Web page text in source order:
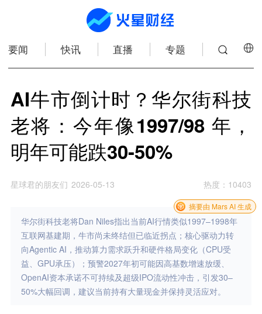
要闻 快讯 直播 专题
AI牛市倒计时？华尔街科技
老将：今年像1997/98 年，
明年可能跌30-50%
星球君的朋友们 2026-05-13 热度 ： 10403
华尔街科技老将Dan Niles指出当前AI行情类似1997–1998年
互联网基建期，牛市尚未终结但已临近拐点；核心驱动力转
向Agentic AI，推动算力需求跃升和硬件格局变化（CPU受
益、GPU承压）；预警2027年初可能因高基数增速放缓、
OpenAI资本承诺不可持续及超级IPO流动性冲击，引发30–
50%大幅回调，建议当前持有大量现金并保持灵活应对。
摘要由 Mars AI 生成